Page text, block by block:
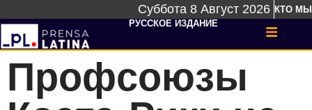
Суббота 8 Август 2026 КТО МЫ
РУССКОЕ ИЗДАНИЕ
Профсоюзы